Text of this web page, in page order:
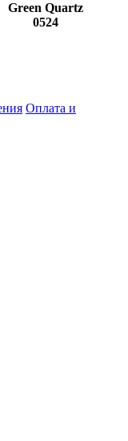
Green Quartz
0524
Оплата и